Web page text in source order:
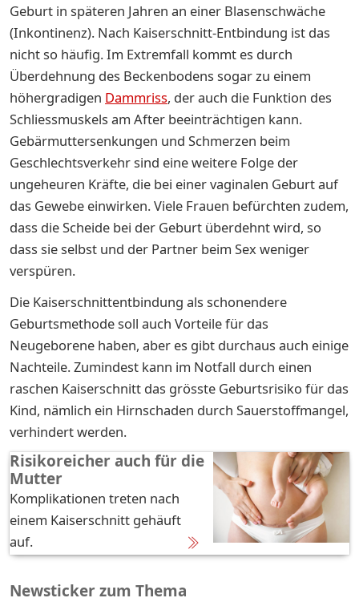
Geburt in späteren Jahren an einer Blasenschwäche
(Inkontinenz). Nach Kaiserschnitt-Entbindung ist das
nicht so häufig. Im Extremfall kommt es durch
Überdehnung des Beckenbodens sogar zu einem
höhergradigen Dammriss, der auch die Funktion des
Schliessmuskels am After beeinträchtigen kann.
Gebärmuttersenkungen und Schmerzen beim
Geschlechtsverkehr sind eine weitere Folge der
ungeheuren Kräfte, die bei einer vaginalen Geburt auf
das Gewebe einwirken. Viele Frauen befürchten zudem,
dass die Scheide bei der Geburt überdehnt wird, so
dass sie selbst und der Partner beim Sex weniger
verspüren.
Die Kaiserschnittentbindung als schonendere
Geburtsmethode soll auch Vorteile für das
Neugeborene haben, aber es gibt durchaus auch einige
Nachteile. Zumindest kann im Notfall durch einen
raschen Kaiserschnitt das grösste Geburtsrisiko für das
Kind, nämlich ein Hirnschaden durch Sauerstoffmangel,
verhindert werden.
Risikoreicher auch für die
Mutter
Komplikationen treten nach
einem Kaiserschnitt gehäuft
auf.
Newsticker zum Thema